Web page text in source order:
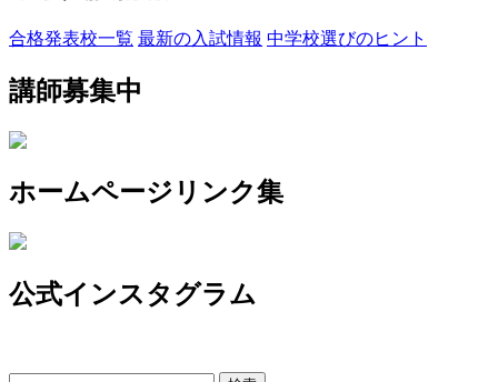
合格発表校一覧 最新の入試情報 中学校選びのヒント
講師募集中
ホームページリンク集
公式インスタグラム